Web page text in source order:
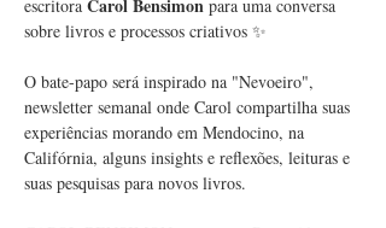
escritora Carol Bensimon para uma conversa
sobre livros e processos criativos ✨
O bate-papo será inspirado na "Nevoeiro",
newsletter semanal onde Carol compartilha suas
experiências morando em Mendocino, na
Califórnia, alguns insights e reflexões, leituras e
suas pesquisas para novos livros.